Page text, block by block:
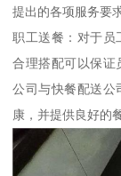
提出的各项服务要求
职工送餐：对于员
合理搭配可以保证
公司与快餐配送公
康，并提供良好的